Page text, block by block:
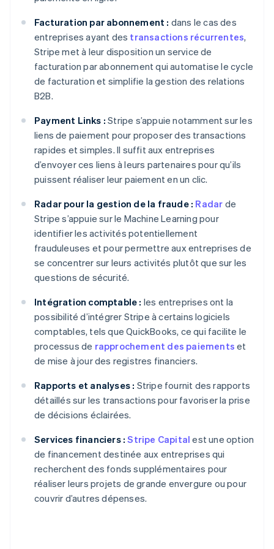
Facturation par abonnement : dans le cas des
entreprises ayant des transactions récurrentes,
Stripe met à leur disposition un service de
facturation par abonnement qui automatise le cycle
de facturation et simplifie la gestion des relations
B2B.
Payment Links : Stripe s’appuie notamment sur les
liens de paiement pour proposer des transactions
rapides et simples. Il suffit aux entreprises
d’envoyer ces liens à leurs partenaires pour qu’ils
puissent réaliser leur paiement en un clic.
Radar pour la gestion de la fraude : Radar de
Stripe s’appuie sur le Machine Learning pour
identifier les activités potentiellement
frauduleuses et pour permettre aux entreprises de
se concentrer sur leurs activités plutôt que sur les
questions de sécurité.
Intégration comptable : les entreprises ont la
possibilité d’intégrer Stripe à certains logiciels
comptables, tels que QuickBooks, ce qui facilite le
processus de rapprochement des paiements et
de mise à jour des registres financiers.
Rapports et analyses : Stripe fournit des rapports
détaillés sur les transactions pour favoriser la prise
de décisions éclairées.
Services financiers : Stripe Capital est une option
de financement destinée aux entreprises qui
recherchent des fonds supplémentaires pour
réaliser leurs projets de grande envergure ou pour
couvrir d’autres dépenses.